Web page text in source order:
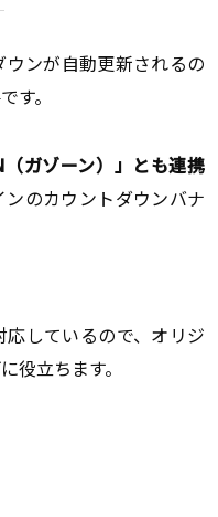
ンが自動更新されるの
す。
（ガゾーン）」とも連携
のカウントダウンバナ
しているので、オリジ
役立ちます。